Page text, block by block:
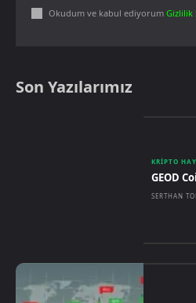
Okudum ve kabul ediyorum Gizlilik
Son Yazılarımız
KRIPTO
GEOD
SERTHAN